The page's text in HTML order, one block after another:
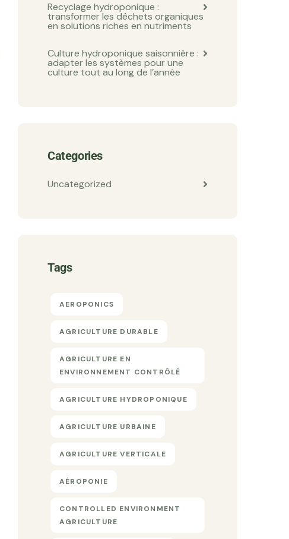
Recyclage hydroponique :
transformer les déchets organiques
en solutions riches en nutriments
Culture hydroponique saisonnière :
adapter les systèmes pour une
culture tout au long de l’année
Categories
Uncategorized
Tags
AEROPONICS
AGRICULTURE DURABLE
AGRICULTURE EN
ENVIRONNEMENT CONTRÔLÉ
AGRICULTURE HYDROPONIQUE
AGRICULTURE URBAINE
AGRICULTURE VERTICALE
AÉROPONIE
CONTROLLED ENVIRONMENT
AGRICULTURE